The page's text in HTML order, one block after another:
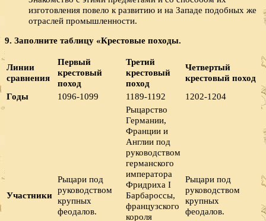
изготовления повело к развитию и на Западе подобных же
отраслей промышленности.
9. Заполните таблицу «Крестовые походы.
Линии
сравнения
Первый
крестовый
поход
Третий
крестовый
поход
Четвертый
крестовый поход
Годы
1096-1099 1189-1192 1202-1204
Участники
Рыцари под
руководством
крупных
феодалов.
Рыцарство
Германии,
Франции и
Англии под
руководством
германского
императора
Фридриха I
Барбароссы,
французского
короля
Рыцари под
руководством
крупных
феодалов.